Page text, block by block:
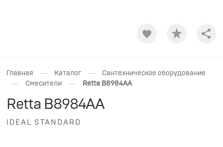
Главная — Каталог — Сантехническое оборудование
— Смесители — Retta B8984AA
Retta B8984AA
IDEAL STANDARD